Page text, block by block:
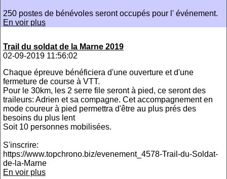
250 postes de bénévoles seront occupés pour l' événement.
En voir plus
Trail du soldat de la Marne 2019
02-09-2019 11:56:02
Chaque épreuve bénéficiera d'une ouverture et d'une
fermeture de course à VTT.
Pour le 30km, les 2 serre file seront à pied, ce seront des
traileurs: Adrien et sa compagne. Cet accompagnement en
mode coureur à pied permettra d'être au plus prés des
besoins du plus lent
Soit 10 personnes mobilisées.
S'inscrire:
https://www.topchrono.biz/evenement_4578-Trail-du-Soldat-
de-la-Marne
En voir plus